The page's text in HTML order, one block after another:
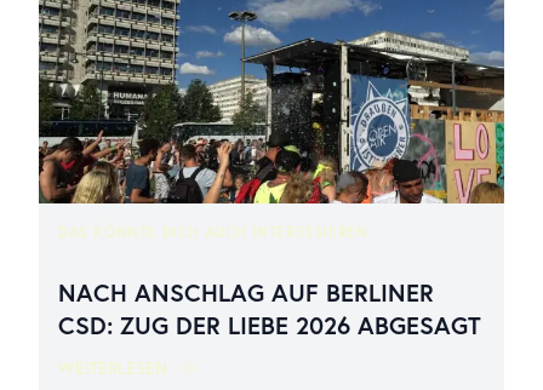
DAS KÖNNTE DICH AUCH INTERESSIEREN
NACH ANSCHLAG AUF BERLINER
CSD: ZUG DER LIEBE 2026 ABGESAGT
WEITERLESEN